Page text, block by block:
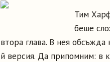
Тим
беше
втора глава. В нея обсъжда
й версия. Да припомним: в